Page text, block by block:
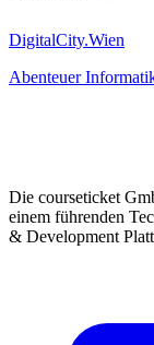
DigitalCity.Wien
Abenteuer
Die courseticket
einem führenden
& Development